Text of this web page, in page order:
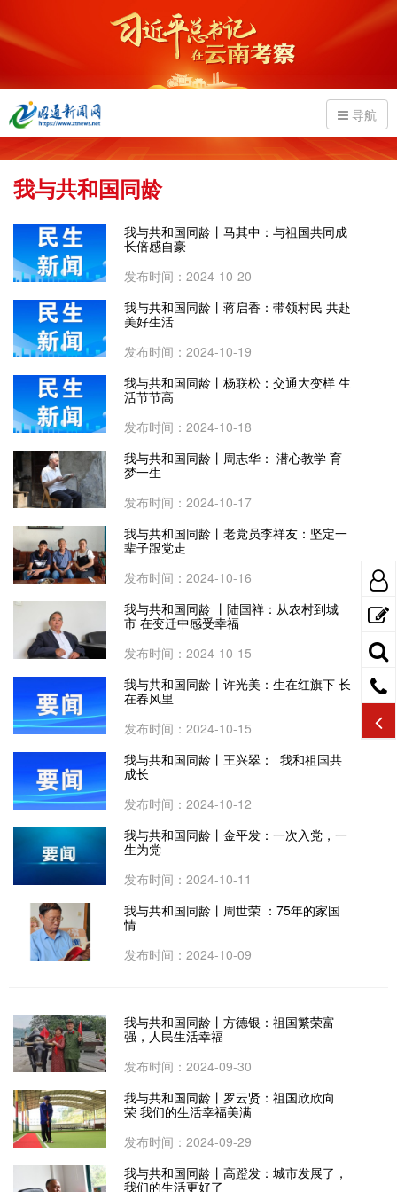
导航
我与共和国同龄
我与共和国同龄丨马其中：与祖国共同成
长倍感自豪
发布时间：2024-10-20
我与共和国同龄丨蒋启香：带领村民 共赴
美好生活
发布时间：2024-10-19
我与共和国同龄丨杨联松：交通大变样 生
活节节高
发布时间：2024-10-18
我与共和国同龄丨周志华： 潜心教学 育
梦一生
发布时间：2024-10-17
我与共和国同龄丨老党员李祥友：坚定一
辈子跟党走
发布时间：2024-10-16
我与共和国同龄 丨陆国祥：从农村到城
市 在变迁中感受幸福
发布时间：2024-10-15
我与共和国同龄丨许光美：生在红旗下 长
在春风里
发布时间：2024-10-15
我与共和国同龄丨王兴翠： 我和祖国共
成长
发布时间：2024-10-12
我与共和国同龄丨金平发：一次入党，一
生为党
发布时间：2024-10-11
我与共和国同龄丨周世荣 ：75年的家国
情
发布时间：2024-10-09
我与共和国同龄丨方德银：祖国繁荣富
强，人民生活幸福
发布时间：2024-09-30
我与共和国同龄丨罗云贤：祖国欣欣向
荣 我们的生活幸福美满
发布时间：2024-09-29
我与共和国同龄丨高蹬发：城市发展了，
我们的生活更好了